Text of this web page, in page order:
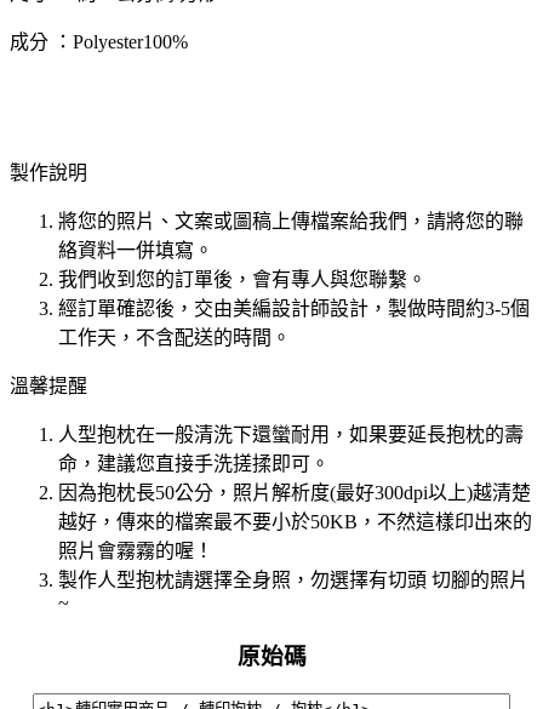
成分 ：Polyester100%
製作說明
將您的照片、文案或圖稿上傳檔案給我們，請將您的聯
絡資料一併填寫。
我們收到您的訂單後，會有專人與您聯繫。
經訂單確認後，交由美編設計師設計，製做時間約3-5個
工作天，不含配送的時間。
溫馨提醒
人型抱枕在一般清洗下還蠻耐用，如果要延長抱枕的壽
命，建議您直接手洗搓揉即可。
因為抱枕長50公分，照片解析度(最好300dpi以上)越清楚
越好，傳來的檔案最不要小於50KB，不然這樣印出來的
照片會霧霧的喔！
製作人型抱枕請選擇全身照，勿選擇有切頭 切腳的照片
~
原始碼